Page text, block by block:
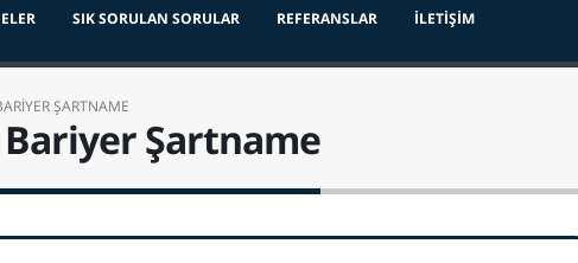
SIK SORULAN SORULAR REFERANSLAR İLETIŞIM
ŞARTNAME
Şartname